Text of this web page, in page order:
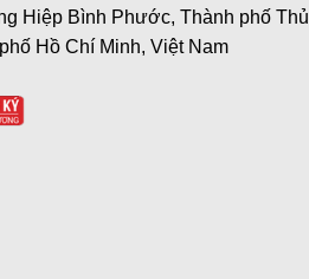
Hiệp Bình Phước, Thành phố Thủ
Hồ Chí Minh, Việt Nam